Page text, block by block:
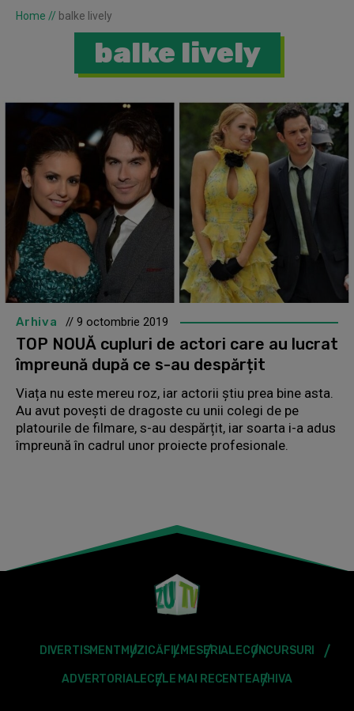
Home // balke lively
balke lively
Arhiva // 9 octombrie 2019
TOP NOUĂ cupluri de actori care au lucrat
împreună după ce s-au despărțit
Viața nu este mereu roz, iar actorii știu prea bine asta.
Au avut povești de dragoste cu unii colegi de pe
platourile de filmare, s-au despărțit, iar soarta i-a adus
împreună în cadrul unor proiecte profesionale.
DIVERTISMENT MUZICĂFILMESERIALECONCURSURI
ADVERTORIALECELE MAI RECENTEARHIVA